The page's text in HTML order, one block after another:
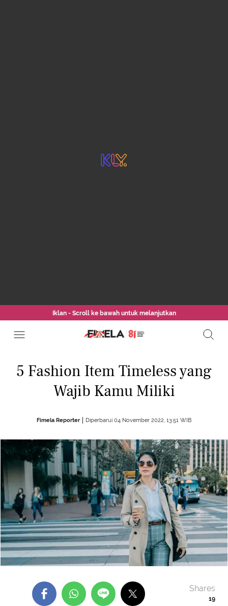
Iklan - Scroll ke bawah untuk melanjutkan
5 Fashion Item Timeless yang
Wajib Kamu Miliki
Fimela Reporter Diperbarui 04 November 2022, 13:51 WIB
19
Shares